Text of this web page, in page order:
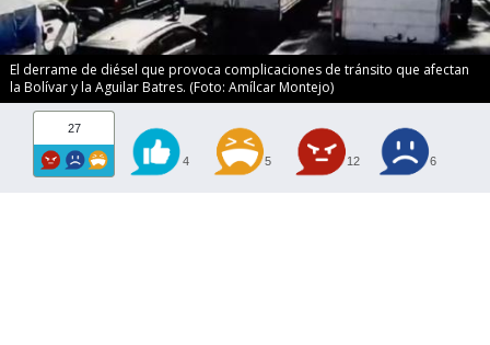
El derrame de diésel que provoca complicaciones de tránsito que afectan
la Bolívar y la Aguilar Batres. (Foto: Amílcar Montejo)
27
4 5 12 6